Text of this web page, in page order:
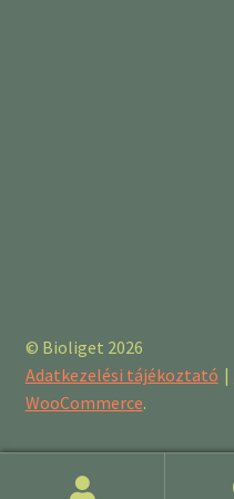
© Bioliget 2026
Adatkezelési tájékoztató
WooCommerce.